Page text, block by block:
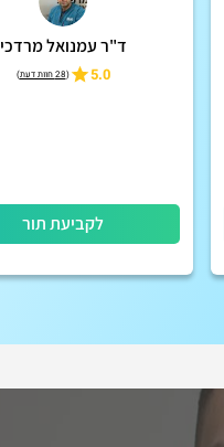
ד"ר עמנואל מרדכי
5.0
(28 חוות דעת )
לקביעת תור